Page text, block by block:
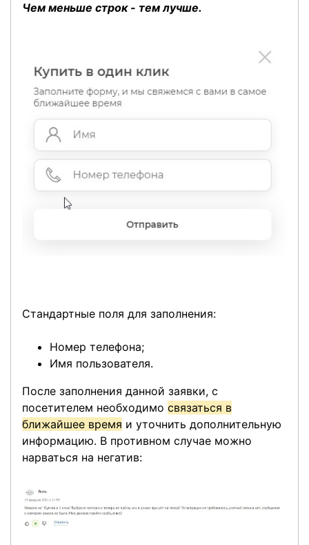
Чем меньше строк - тем лучше.
Стандартные поля для заполнения:
Номер телефона;
Имя пользователя.
После заполнения данной заявки, с
посетителем необходимо связаться в
ближайшее время и уточнить дополнительную
информацию. В противном случае можно
нарваться на негатив: